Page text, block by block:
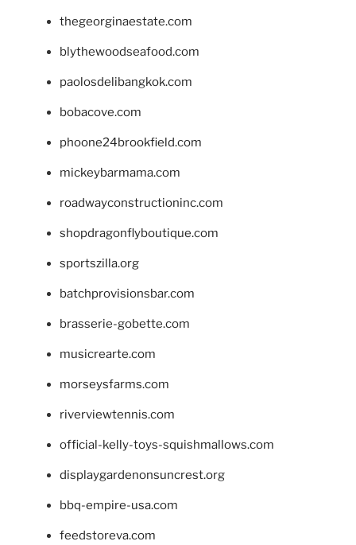
thegeorginaestate.com
blythewoodseafood.com
paolosdelibangkok.com
bobacove.com
phoone24brookfield.com
mickeybarmama.com
roadwayconstructioninc.com
shopdragonflyboutique.com
sportszilla.org
batchprovisionsbar.com
brasserie-gobette.com
musicrearte.com
morseysfarms.com
riverviewtennis.com
official-kelly-toys-squishmallows.com
displaygardenonsuncrest.org
bbq-empire-usa.com
feedstoreva.com